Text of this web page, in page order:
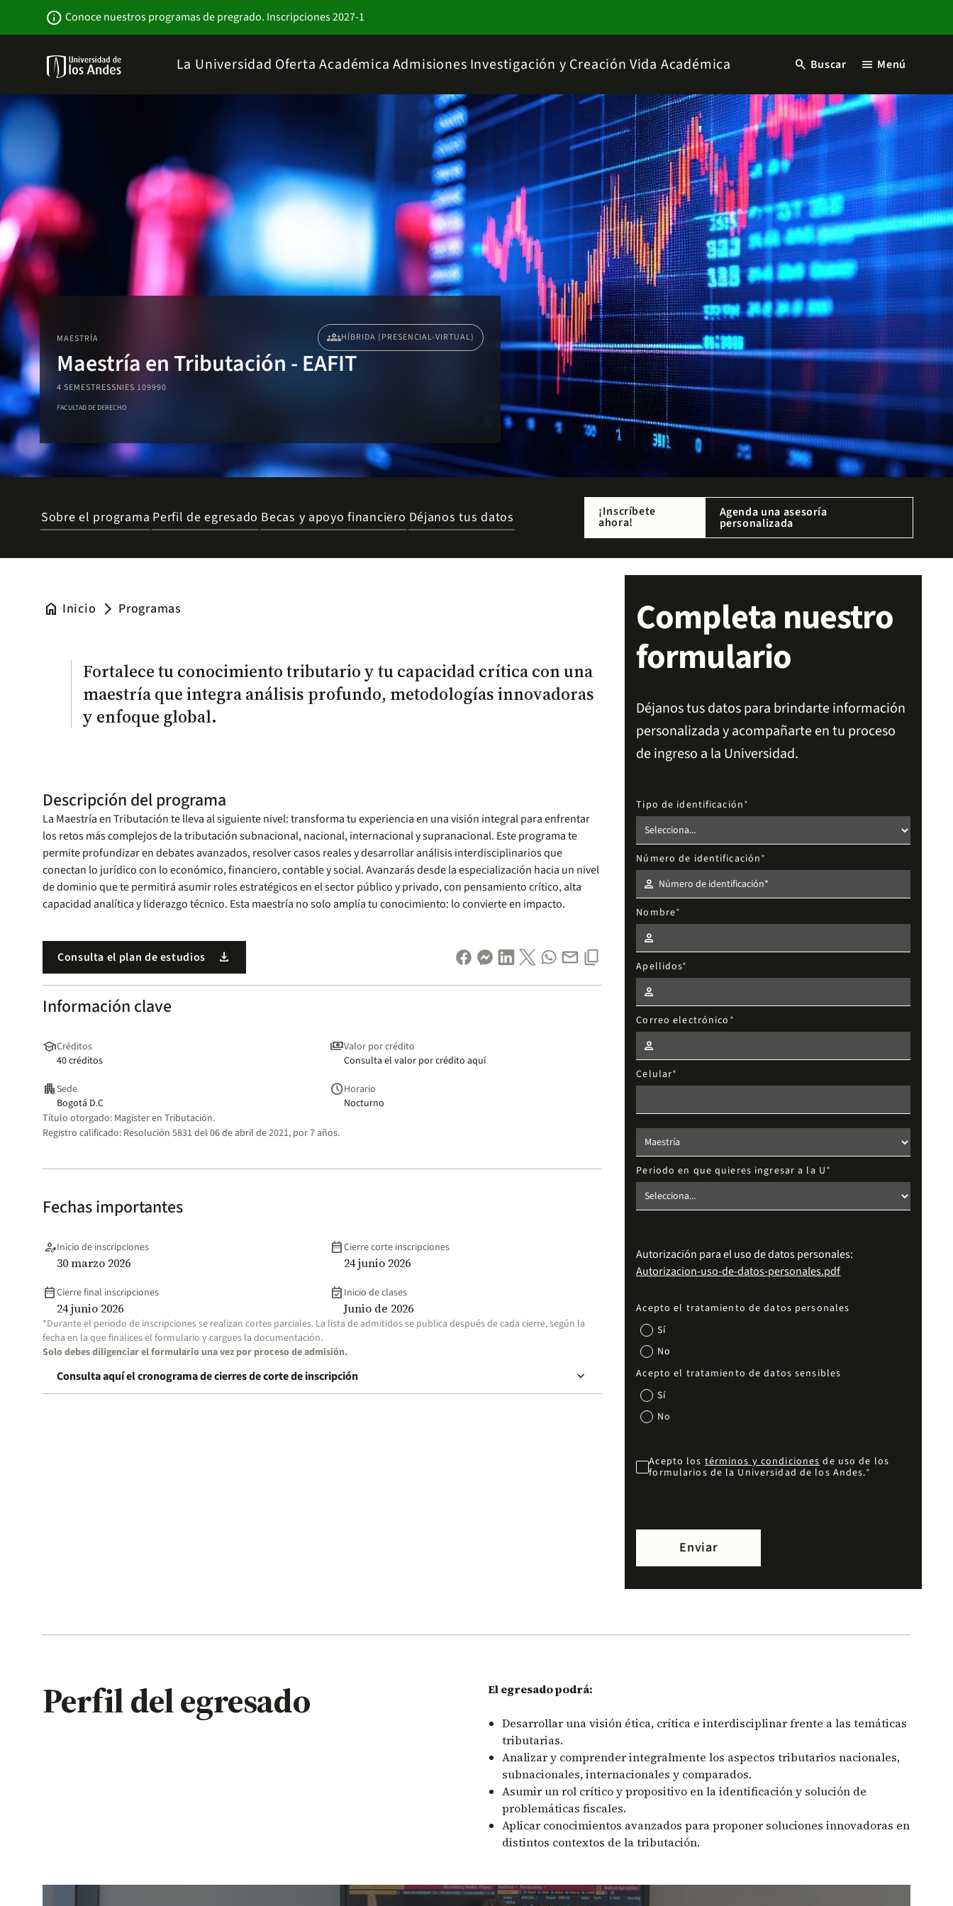
info Conoce nuestros programas de pregrado. Inscripciones 2027-1
La Universidad Oferta Académica Admisiones Investigación y Creación Vida Académica search Buscar menu Menú
groupsHÍBRIDA (PRESENCIAL-VIRTUAL)
MAESTRÍA
Maestría en Tributación - EAFIT
4 SEMESTRESSNIES 109990
FACULTAD DE DERECHO
Sobre el programa Perfil de egresado Becas y apoyo financiero Déjanos tus datos ¡Inscríbete
ahora!
Agenda una asesoría
personalizada
home Inicio arrow_forward_ios Programas
Fortalece tu conocimiento tributario y tu capacidad crítica con una
maestría que integra análisis profundo, metodologías innovadoras
y enfoque global.
Descripción del programa
La Maestría en Tributación te lleva al siguiente nivel: transforma tu experiencia en una visión integral para enfrentar
los retos más complejos de la tributación subnacional, nacional, internacional y supranacional. Este programa te
permite profundizar en debates avanzados, resolver casos reales y desarrollar análisis interdisciplinarios que
conectan lo jurídico con lo económico, financiero, contable y social. Avanzarás desde la especialización hacia un nivel
de dominio que te permitirá asumir roles estratégicos en el sector público y privado, con pensamiento crítico, alta
capacidad analítica y liderazgo técnico. Esta maestría no solo amplía tu conocimiento: lo convierte en impacto.
Consulta el plan de estudios download
Información clave
schoolCréditos
40 créditos
paymentsValor por crédito
Consulta el valor por crédito aquí
apartmentSede
Bogotá D.C
scheduleHorario
Nocturno
Título otorgado: Magíster en Tributación.
Registro calificado: Resolución 5831 del 06 de abril de 2021, por 7 años.
Fechas importantes
person_editInicio de inscripciones
30 marzo 2026
date_rangeCierre corte inscripciones
24 junio 2026
date_rangeCierre final inscripciones
24 junio 2026
event_available Inicio de clases
Junio de 2026
*Durante el periodo de inscripciones se realizan cortes parciales. La lista de admitidos se publica después de cada cierre, según la
fecha en la que finalices el formulario y cargues la documentación.
Solo debes diligenciar el formulario una vez por proceso de admisión.
Consulta aquí el cronograma de cierres de corte de inscripción keyboard_arrow_down
Completa nuestro
formulario
Déjanos tus datos para brindarte información
personalizada y acompañarte en tu proceso
de ingreso a la Universidad.
Tipo de identificación
Número de identificación
Nombre
Apellidos
Correo electrónico
Celular
Elige el nivel de estudios
Periodo en que quieres ingresar a la U
Autorización para el uso de datos personales:
Autorizacion-uso-de-datos-personales.pdf
Acepto el tratamiento de datos personales
Sí
No
Acepto el tratamiento de datos sensibles
Sí
No
Acepto los términos y condiciones de uso de los
formularios de la Universidad de los Andes.
Perfil del egresado El egresado podrá:
Desarrollar una visión ética, crítica e interdisciplinar frente a las temáticas
tributarias.
Analizar y comprender integralmente los aspectos tributarios nacionales,
subnacionales, internacionales y comparados.
Asumir un rol crítico y propositivo en la identificación y solución de
problemáticas fiscales.
Aplicar conocimientos avanzados para proponer soluciones innovadoras en
distintos contextos de la tributación.